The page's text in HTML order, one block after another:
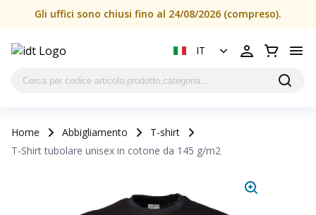
Gli uffici sono chiusi fino al 24/08/2026 (compreso).
IT
Home Abbigliamento
T-shirt
T-Shirt tubolare unisex in cotone da 145 g/m2